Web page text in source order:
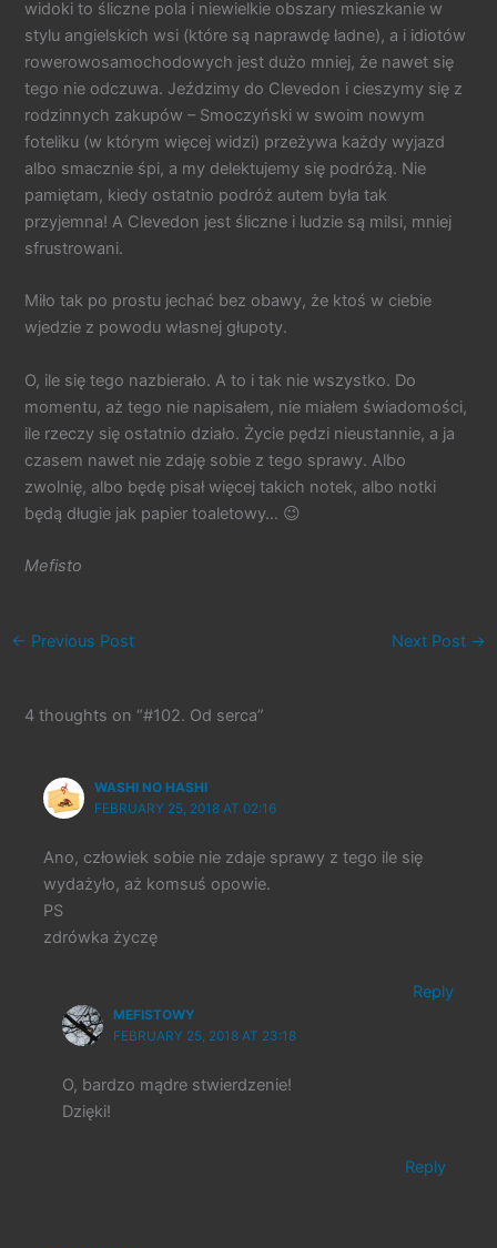
widoki to śliczne pola i niewielkie obszary mieszkanie w
stylu angielskich wsi (które są naprawdę ładne), a i idiotów
rowerowosamochodowych jest dużo mniej, że nawet się
tego nie odczuwa. Jeździmy do Clevedon i cieszymy się z
rodzinnych zakupów – Smoczyński w swoim nowym
foteliku (w którym więcej widzi) przeżywa każdy wyjazd
albo smacznie śpi, a my delektujemy się podróżą. Nie
pamiętam, kiedy ostatnio podróż autem była tak
przyjemna! A Clevedon jest śliczne i ludzie są milsi, mniej
sfrustrowani.
Miło tak po prostu jechać bez obawy, że ktoś w ciebie
wjedzie z powodu własnej głupoty.
O, ile się tego nazbierało. A to i tak nie wszystko. Do
momentu, aż tego nie napisałem, nie miałem świadomości,
ile rzeczy się ostatnio działo. Życie pędzi nieustannie, a ja
czasem nawet nie zdaję sobie z tego sprawy. Albo
zwolnię, albo będę pisał więcej takich notek, albo notki
będą długie jak papier toaletowy… 😉
Mefisto
← Previous Post Next Post →
4 thoughts on “#102. Od serca”
WASHI NO HASHI
FEBRUARY 25, 2018 AT 02:16
Ano, człowiek sobie nie zdaje sprawy z tego ile się
wydażyło, aż komsuś opowie.
PS
zdrówka życzę
Reply
MEFISTOWY
FEBRUARY 25, 2018 AT 23:18
O, bardzo mądre stwierdzenie!
Dzięki!
Reply